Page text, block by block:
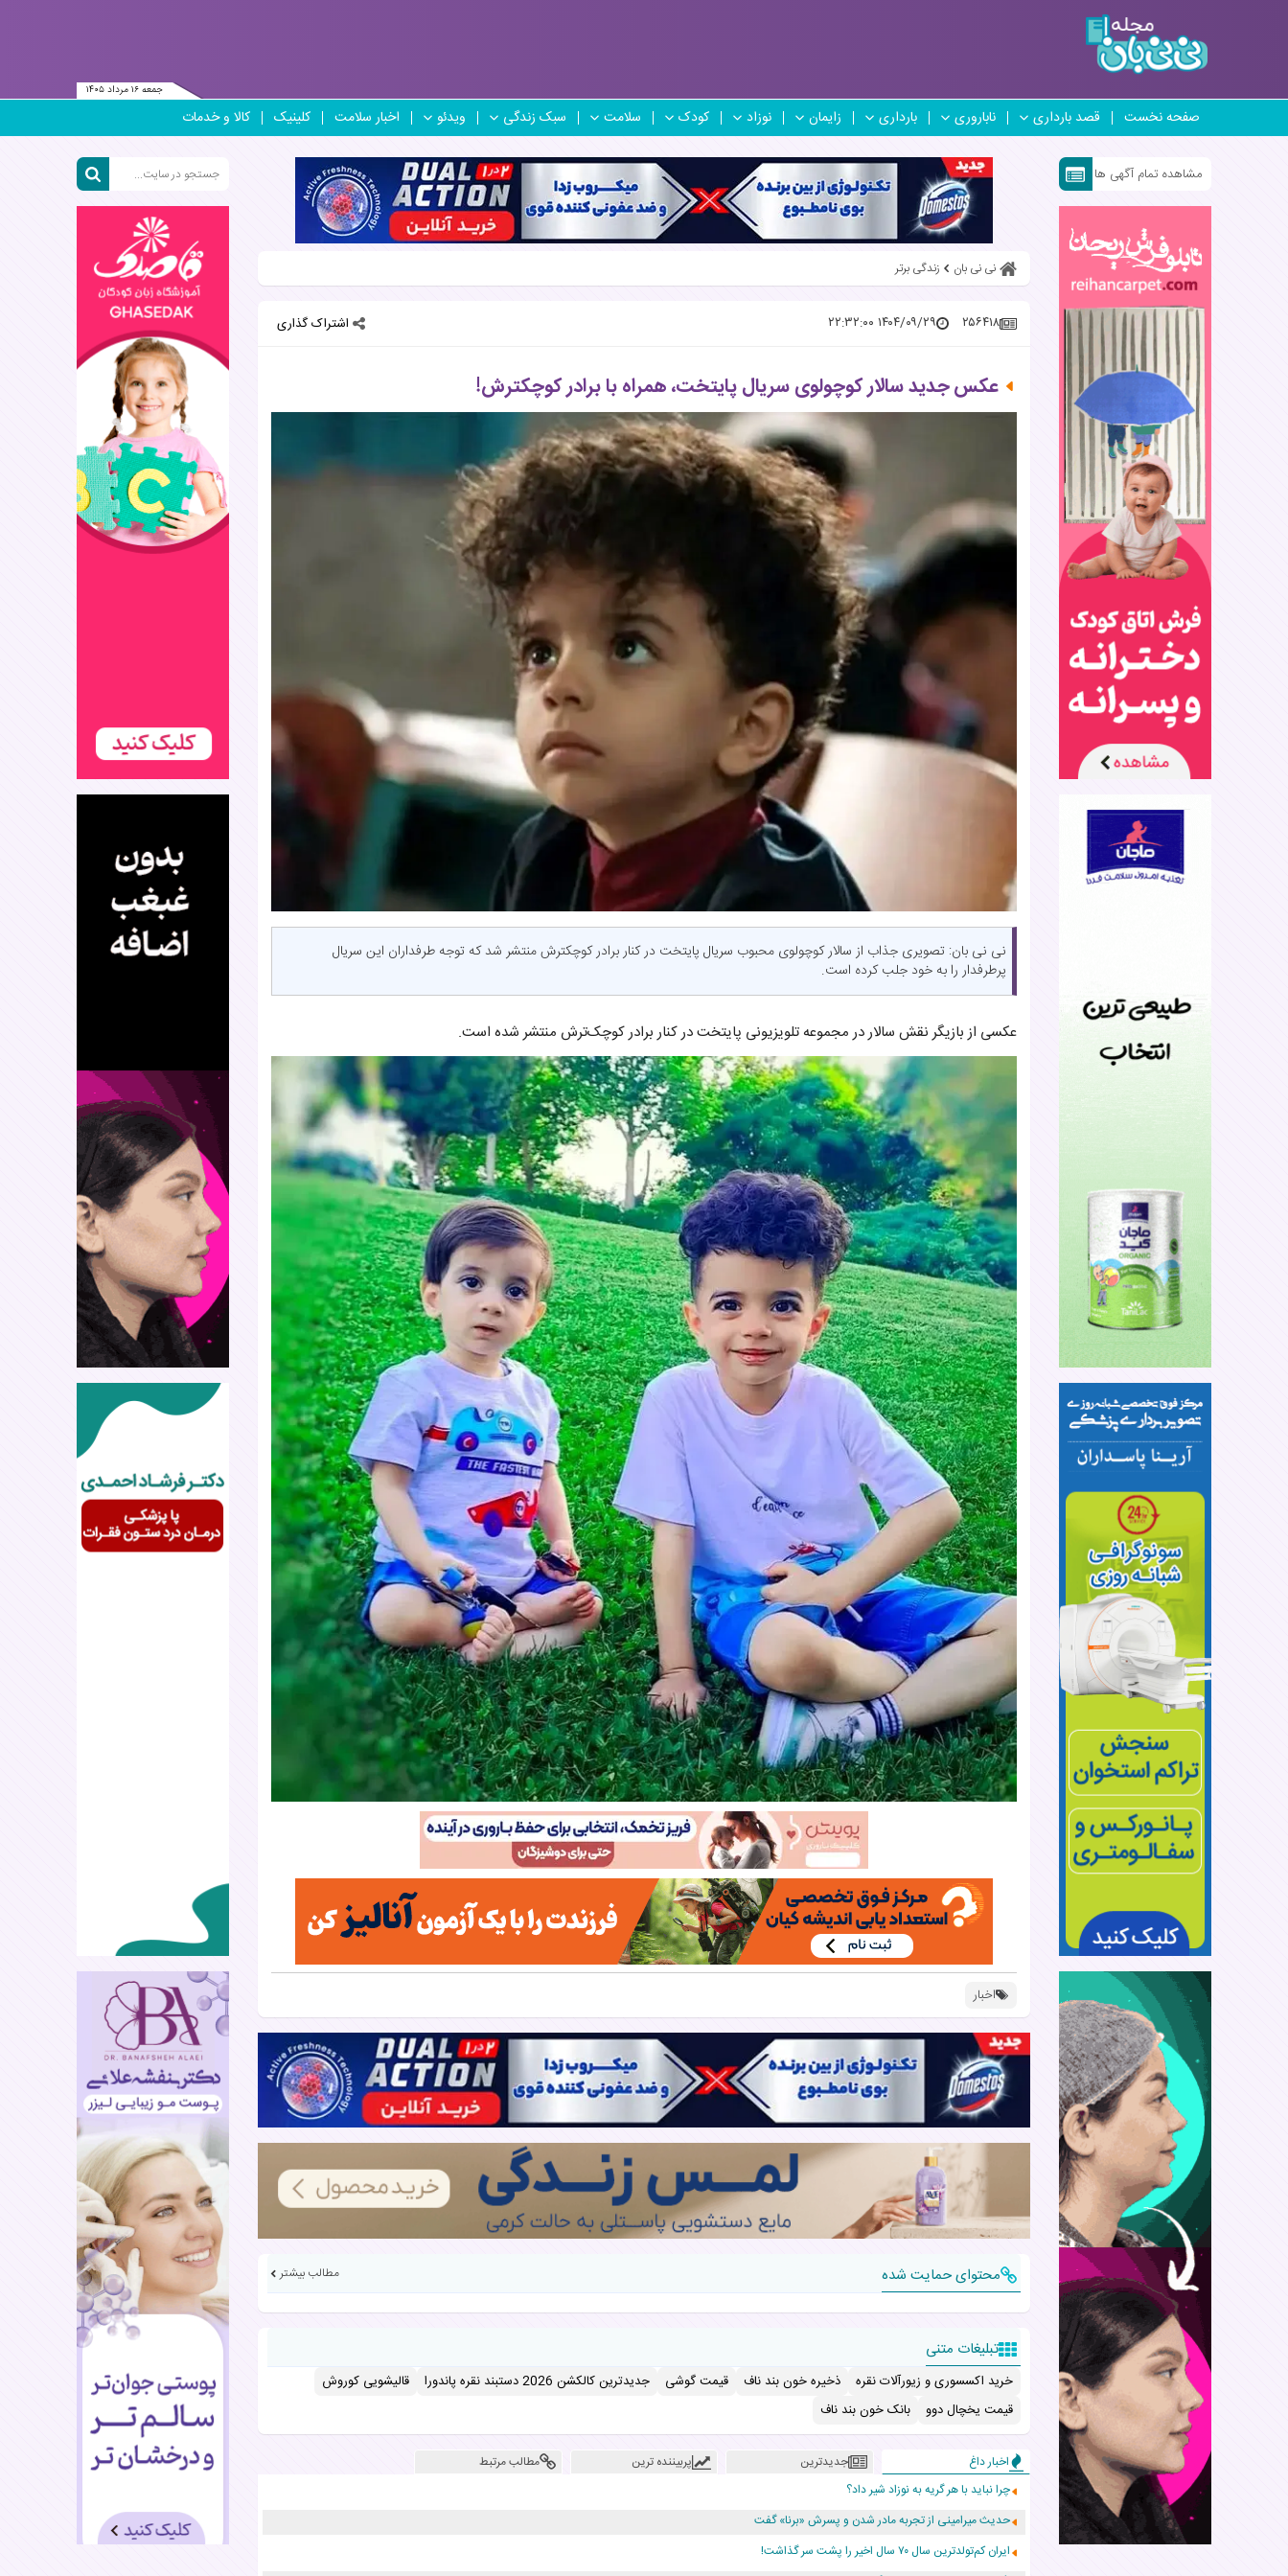
جمعه ۱۶ مرداد ۱۴۰۵
صفحه نخست قصد بارداری ناباروری بارداری زایمان نوزاد کودک سلامت سبک زندگی ویدئو اخبار سلامت کلینیک کالا و خدمات
مشاهده تمام آگهی ها
نی نی بان زندگی برتر
۲۵۶۴۱۸ ۱۴۰۴/۰۹/۲۹ ۲۲:۳۲:۰۰ اشتراک گذاری
عکس جدید سالار کوچولوی سریال پایتخت، همراه با برادر کوچکترش!
نی نی بان: تصویری جذاب از سالار کوچولوی محبوب سریال پایتخت در کنار برادر کوچکترش منتشر شد که توجه طرفداران این سریال
پرطرفدار را به خود جلب کرده است.
عکسی از بازیگر نقش سالار در مجموعه تلویزیونی پایتخت در کنار برادر کوچک‌ترش منتشر شده است.
اخبار
محتوای حمایت شده مطالب بیشتر
تبلیغات متنی
خرید اکسسوری و زیورآلات نقره ذخیره خون بند ناف قیمت گوشی جدیدترین کالکشن 2026 دستبند نقره پاندورا
قالیشویی کوروش
قیمت یخچال دوو
بانک خون بند ناف
اخبار داغ جدیدترین پربیننده ترین
مطالب مرتبط
چرا نباید با هر گریه به نوزاد شیر داد؟
حدیث میرامینی از تجربه مادر شدن و پسرش «برنا» گفت
ایران کم‌تولدترین سال ۷۰ سال اخیر را پشت سر گذاشت!